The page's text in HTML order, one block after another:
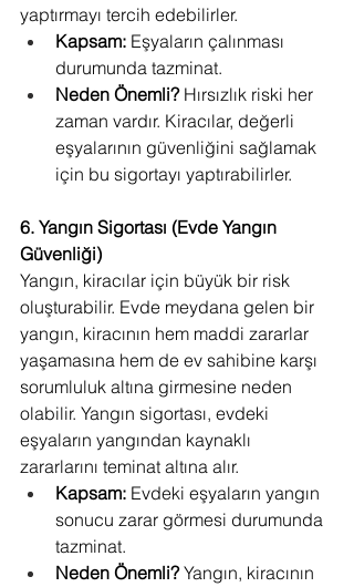
yaptırmayı tercih edebilirler.
Kapsam: Eşyaların çalınması
durumunda tazminat.
Neden Önemli? Hırsızlık riski her
zaman vardır. Kiracılar, değerli
eşyalarının güvenliğini sağlamak
için bu sigortayı yaptırabilirler.
6. Yangın Sigortası (Evde Yangın
Güvenliği)
Yangın, kiracılar için büyük bir risk
oluşturabilir. Evde meydana gelen bir
yangın, kiracının hem maddi zararlar
yaşamasına hem de ev sahibine karşı
sorumluluk altına girmesine neden
olabilir. Yangın sigortası, evdeki
eşyaların yangından kaynaklı
zararlarını teminat altına alır.
Kapsam: Evdeki eşyaların yangın
sonucu zarar görmesi durumunda
tazminat.
Neden Önemli? Yangın, kiracının